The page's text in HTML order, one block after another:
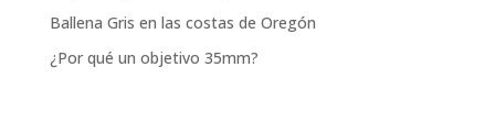
Ballena Gris en las costas de Oregón
¿Por qué un objetivo 35mm?